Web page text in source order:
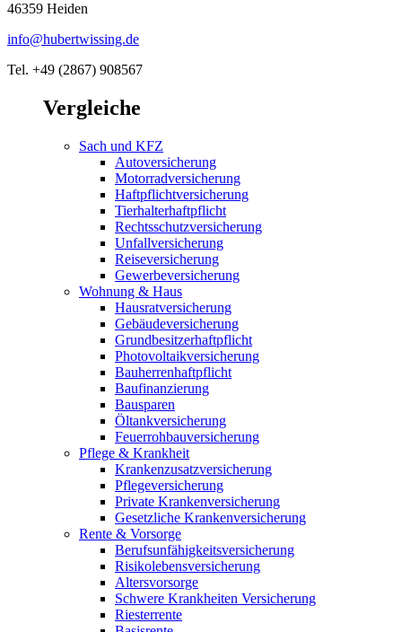
46359 Heiden
info@hubertwissing.de
Tel. +49 (2867) 908567
Vergleiche
Sach und KFZ
Autoversicherung
Motorradversicherung
Haftpflichtversicherung
Tierhalterhaftpflicht
Rechtsschutzversicherung
Unfallversicherung
Reiseversicherung
Gewerbeversicherung
Wohnung & Haus
Hausratversicherung
Gebäudeversicherung
Grundbesitzerhaftpflicht
Photovoltaikversicherung
Bauherrenhaftpflicht
Baufinanzierung
Bausparen
Öltankversicherung
Feuerrohbauversicherung
Pflege & Krankheit
Krankenzusatzversicherung
Pflegeversicherung
Private Krankenversicherung
Gesetzliche Krankenversicherung
Rente & Vorsorge
Berufs­unfähigkeitsversicherung
Risikolebensversicherung
Altersvorsorge
Schwere Krankheiten Versicherung
Riesterrente